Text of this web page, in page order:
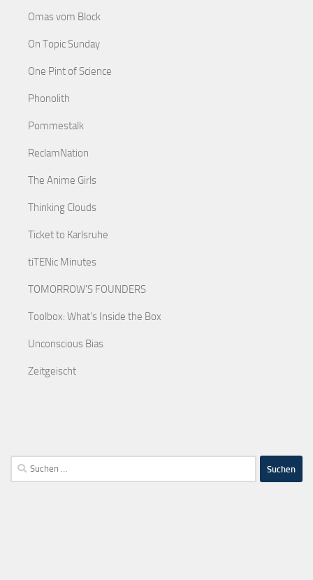
Omas vom Block
On Topic Sunday
One Pint of Science
Phonolith
Pommestalk
ReclamNation
The Anime Girls
Thinking Clouds
Ticket to Karlsruhe
tiTENic Minutes
TOMORROW'S FOUNDERS
Toolbox: What's Inside the Box
Unconscious Bias
Zeitgeischt